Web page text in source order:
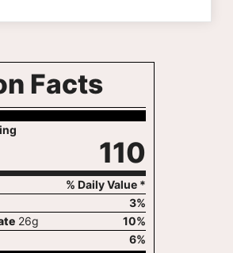
Facts
110
% Daily Value *
3%
26g 10%
6%